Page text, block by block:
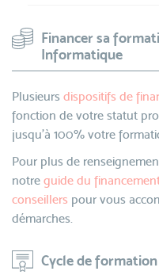
Financer sa
Informatique
Plusieurs dispositifs de
fonction de votre statut
jusqu’à 100% votre
Pour plus de
notre guide du
conseillers pour vous
démarches.
Cycle de formation